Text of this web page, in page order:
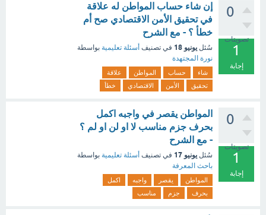
0
تصويتات
1
إجابة
‏إن شاء حساب المواطن له علاقة
في تحقيق الأمن الاقتصادي صح أم
خطأ ؟ - مع الشرح
سُئل يونيو 18 في تصنيف أسئلة تعليمية بواسطة
نورة المجتهدة
شاء حساب المواطن
علاقة
تحقيق
الأمن الاقتصادي خطأ
0
تصويتات
1
إجابة
المواطن يقصر في واجبه اكمل
بحرف جزم مناسب لا او لن او لم ؟
- مع الشرح
سُئل يونيو 17 في تصنيف أسئلة تعليمية بواسطة
باحث المعرفة
المواطن يقصر واجبه
اكمل
بحرف
جزم مناسب